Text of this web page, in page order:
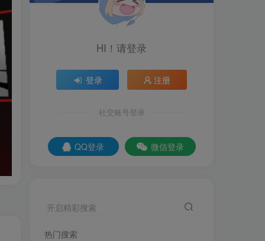
HI！请登录
登录 注册
社交账号登录
QQ登录 微信登录
开启精彩搜索
热门搜索